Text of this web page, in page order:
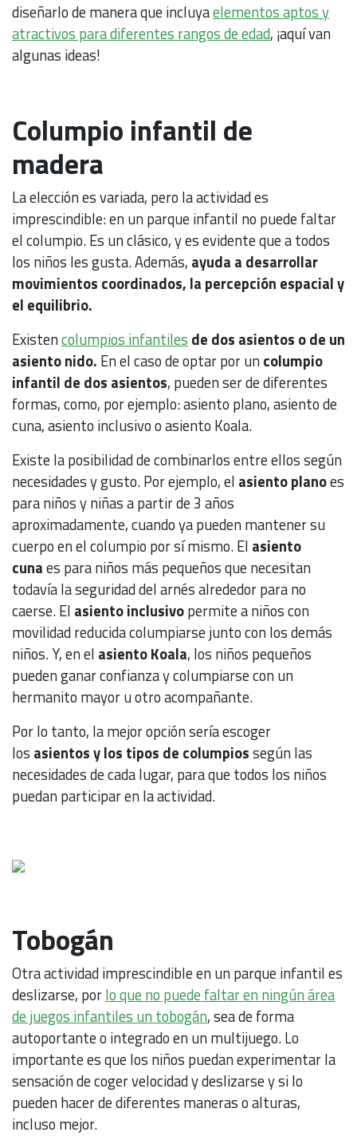
diseñarlo de manera que incluyaelementos aptos y
atractivos para diferentes rangos de edad, ¡aquí van
algunas ideas!
Columpio infantil de
madera
La elección es variada, pero la actividad es
imprescindible: en un parque infantil no puede faltar
el columpio. Es un clásico, y es evidente que a todos
los niños les gusta. Además, ayuda a desarrollar
movimientos coordinados, la percepción espacial y
el equilibrio.
Existencolumpios infantiles de dos asientos o de un
asiento nido. En el caso de optar por uncolumpio
infantil de dos asientos, pueden ser de diferentes
formas, como, por ejemplo: asiento plano, asiento de
cuna, asiento inclusivo o asiento Koala.
Existe la posibilidad de combinarlos entre ellos según
necesidades y gusto. Por ejemplo, el asiento planoes
para niños y niñas a partir de 3 años
aproximadamente, cuando ya pueden mantener su
cuerpo en el columpio por sí mismo. El asiento
cunaes para niños más pequeños que necesitan
todavía la seguridad del arnés alrededor para no
caerse. El asiento inclusivopermite a niños con
movilidad reducida columpiarse junto con los demás
niños. Y, en el asiento Koala, los niños pequeños
pueden ganar confianza y columpiarse con un
hermanito mayor u otro acompañante.
Por lo tanto, la mejor opción sería escoger
los asientos y los tipos de columpiossegún las
necesidades de cada lugar, para que todos los niños
puedan participar en la actividad.
Tobogán
Otra actividad imprescindible en un parque infantil es
deslizarse, porlo que no puede faltar en ningún área
de juegos infantiles un tobogán, sea de forma
autoportante o integrado en un multijuego. Lo
importante es que los niños puedan experimentar la
sensación de coger velocidad y deslizarse y si lo
pueden hacer de diferentes maneras o alturas,
incluso mejor.